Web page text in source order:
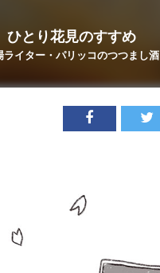
ひとり花見のすすめ
ライター・パリッコのつつまし酒